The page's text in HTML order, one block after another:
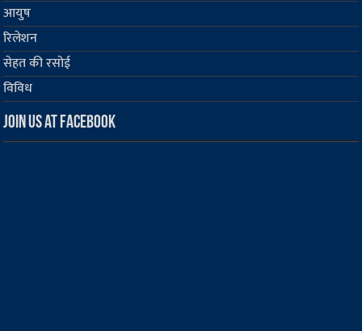
आयुष
रिलेशन
सेहत की रसोई
विविध
Join us at Facebook